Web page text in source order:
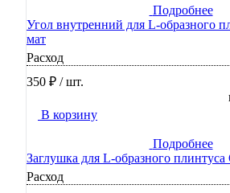
Подробнее
Угол внутренний для L-образного
мат
Расход
350 ₽ / шт.
В корзину
Подробнее
Заглушка для L-образного
Расход